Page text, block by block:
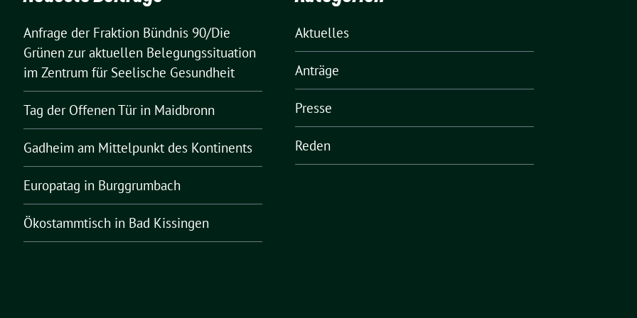
Anfrage der Fraktion Bündnis 90/Die
Grünen zur aktuellen Belegungssituation
im Zentrum für Seelische Gesundheit
Tag der Offenen Tür in Maidbronn
Gadheim am Mittelpunkt des Kontinents
Europatag in Burggrumbach
Ökostammtisch in Bad Kissingen
Aktuelles
Anträge
Presse
Reden